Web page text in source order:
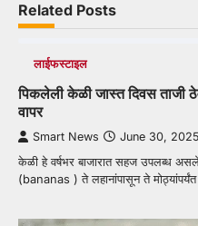
Related Posts
लाईफस्टाइल
पिकलेली केळी जास्‍त दिवस ताजी
वापर
Smart News June 30, 2025
केळी हे वर्षभर बाजारात सहज उपलब्ध
(bananas ) ते लहानांपासून ते